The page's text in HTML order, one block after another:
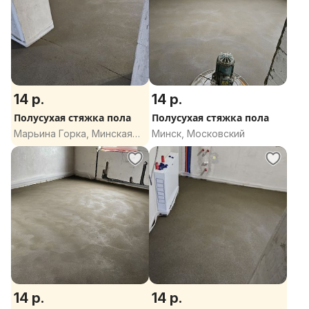
14 р.
Полусухая стяжка пола
Марьина Горка, Минская
область
14 р.
Полусухая стяжка пола
Минск, Московский
14 р. 14 р.